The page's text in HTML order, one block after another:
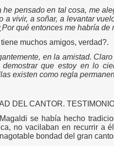
he pensado en tal cosa, me
a vivir, a soñar, a levantar
qué entonces me habría de
muchos amigos, verdad?.
en la amistad.
que estoy en lo
existen como regla
DEL CANTOR.
se había hecho
no vacilaban en recurrir a
bondad del gran